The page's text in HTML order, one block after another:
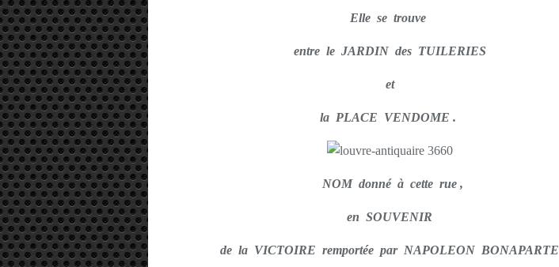
Elle se trouve
entre le JARDIN des TUILERIES
et
la PLACE VENDOME .
NOM donné à cette rue ,
en SOUVENIR
de la VICTOIRE remportée par NAPOLEON BONAPARTE